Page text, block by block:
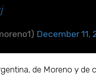
December 11,
de Moreno y